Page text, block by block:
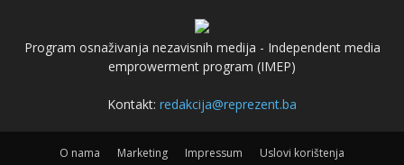
Program osnaživanja nezavisnih medija - Independent media
emprowerment program (IMEP)
Kontakt: redakcija@reprezent.ba
O nama Marketing Impressum Uslovi korištenja